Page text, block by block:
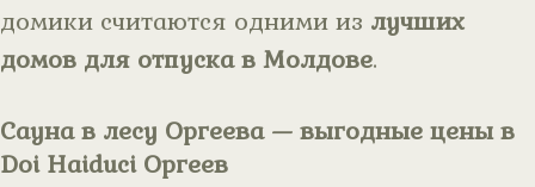
домики считаются одними из лучших
домов для отпуска в Молдове.
Сауна в лесу Оргеева — выгодные цены в
Doi Haiduci Оргеев